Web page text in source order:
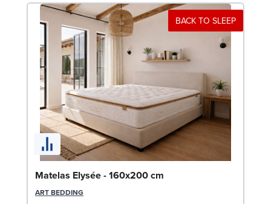
BACK TO SLEEP
Matelas Elysée - 160x200 cm
ART BEDDING